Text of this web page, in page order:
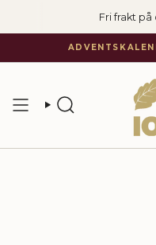
innehåll
Fri frakt på
SÖKA